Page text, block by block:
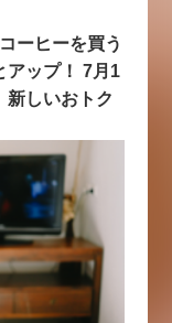
ーヒーを買う
アップ！ 7月1
新しいおトク